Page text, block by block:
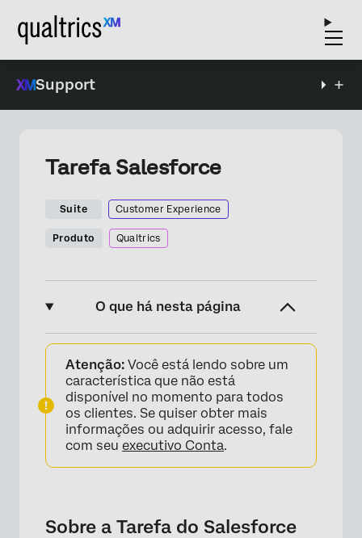
Support
Tarefa Salesforce
Suite Customer Experience
Produto Qualtrics
O que há nesta página
Sobre a Tarefa do Salesforce
Perguntas frequentes
Atenção: Você está lendo sobre um
característica que não está
disponível no momento para todos
os clientes. Se quiser obter mais
informações ou adquirir acesso, fale
com seu executivo Conta.
Sobre a Tarefa do Salesforce